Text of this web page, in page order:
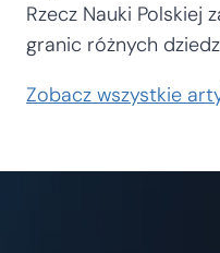
Rzecz Nauki Polskiej
granic różnych
Zobacz wszystkie